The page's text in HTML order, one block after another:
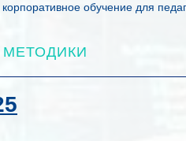
обучение для